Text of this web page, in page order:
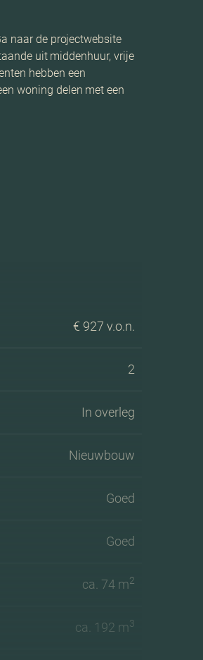
naar de projectwebsite
uit middenhuur, vrije
hebben een
woning delen met een
€ 927 v.o.n.
2
In overleg
Nieuwbouw
Goed
Goed
ca. 74 m2
ca. 192 m3